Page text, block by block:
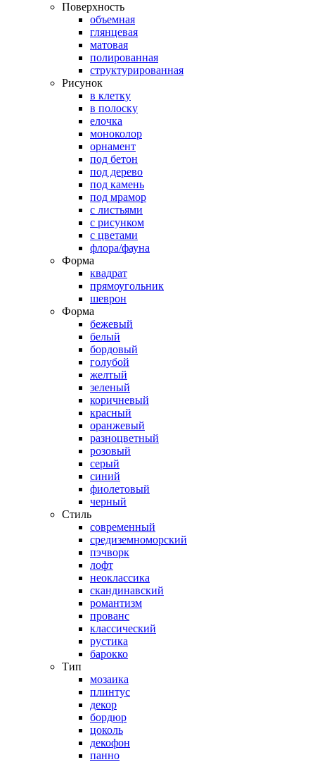
Поверхность
объемная
глянцевая
матовая
полированная
структурированная
Рисунок
в клетку
в полоску
елочка
моноколор
орнамент
под бетон
под дерево
под камень
под мрамор
с листьями
с рисунком
с цветами
флора/фауна
Форма
квадрат
прямоугольник
шеврон
Форма
бежевый
белый
бордовый
голубой
желтый
зеленый
коричневый
красный
оранжевый
разноцветный
розовый
серый
синий
фиолетовый
черный
Стиль
современный
средиземноморский
пэчворк
лофт
неоклассика
скандинавский
романтизм
прованс
классический
рустика
барокко
Тип
мозаика
плинтус
декор
бордюр
цоколь
декофон
панно